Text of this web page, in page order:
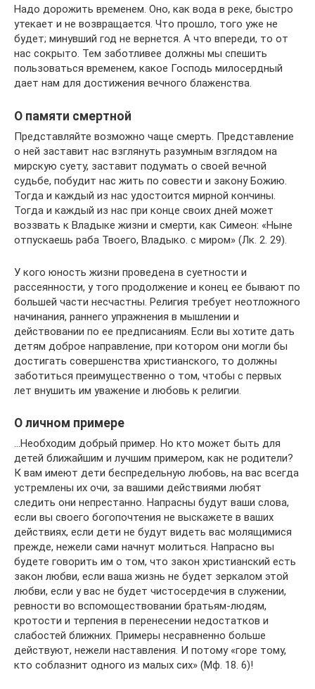
Надо дорожить временем. Оно, как вода в реке, быстро
утекает и не возвращается. Что прошло, того уже не
будет; минувший год не вернется. А что впереди, то от
нас сокрыто. Тем заботливее должны мы спешить
пользоваться временем, какое Господь милосердный
дает нам для достижения вечного блаженства.
О памяти смертной
Представляйте возможно чаще смерть. Представление
о ней заставит нас взглянуть разумным взглядом на
мирскую суету, заставит подумать о своей вечной
судьбе, побудит нас жить по совести и закону Божию.
Тогда и каждый из нас удостоится мирной кончины.
Тогда и каждый из нас при конце своих дней может
воззвать к Владыке жизни и смерти, как Симеон: «Ныне
отпускаешь раба Твоего, Владыко. с миром» (Лк. 2. 29).
У кого юность жизни проведена в суетности и
рассеянности, у того продолжение и конец ее бывают по
большей части несчастны. Религия требует неотложного
начинания, раннего упражнения в мышлении и
действовании по ее предписаниям. Если вы хотите дать
детям доброе направление, при котором они могли бы
достигать совершенства христианского, то должны
заботиться преимущественно о том, чтобы с первых
лет внушить им уважение и любовь к религии.
О личном примере
…Необходим добрый пример. Но кто может быть для
детей ближайшим и лучшим примером, как не родители?
К вам имеют дети беспредельную любовь, на вас всегда
устремлены их очи, за вашими действиями любят
следить они непрестанно. Напрасны будут ваши слова,
если вы своего богопочтения не выскажете в ваших
действиях, если дети не будут видеть вас молящимися
прежде, нежели сами начнут молиться. Напрасно вы
будете говорить им о том, что закон христианский есть
закон любви, если ваша жизнь не будет зеркалом этой
любви, если у вас не будет чистосердечия в служении,
ревности во вспомоществовании братьям-людям,
кротости и терпения в перенесении недостатков и
слабостей ближних. Примеры несравненно больше
действуют, нежели наставления. И потому «горе тому,
кто соблазнит одного из малых сих» (Мф. 18. 6)!